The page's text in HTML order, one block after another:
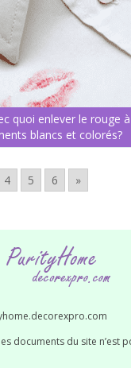
quoi enlever le rouge à
blancs et colorés?
4 5 6 »
documents du site n’est